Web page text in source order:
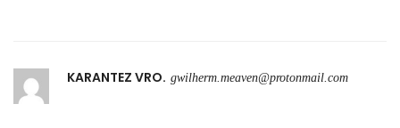
KARANTEZ VRO gwilherm.meaven@protonmail.com